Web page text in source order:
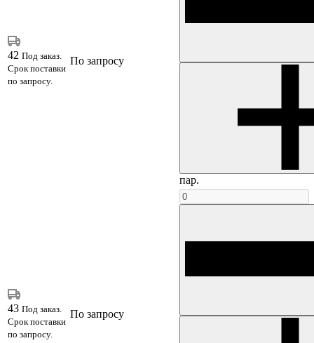
42 Под заказ.
Срок поставки
по запросу.
По запросу
пар.
43 Под заказ.
Срок поставки
по запросу.
По запросу